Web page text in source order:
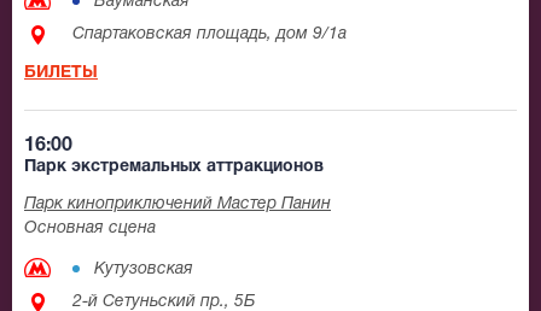
Спартаковская площадь, дом 9/1а
БИЛЕТЫ
16:00
Парк экстремальных аттракционов
Парк киноприключений Мастер Панин
Основная сцена
Кутузовская
2-й Сетуньский пр., 5Б